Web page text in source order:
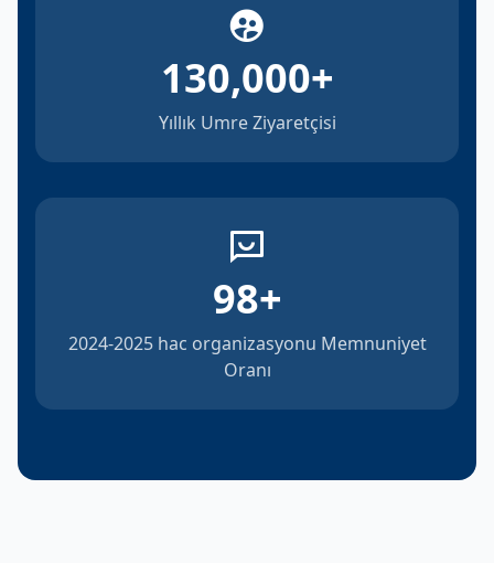
130,000+
Yıllık Umre Ziyaretçisi
98+
2024-2025 hac organizasyonu Memnuniyet
Oranı